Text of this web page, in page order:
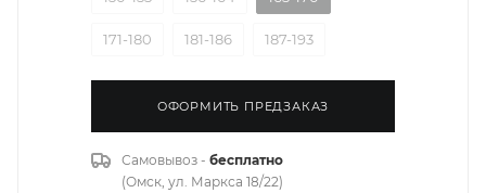
171-180 181-186 187-193
ОФОРМИТЬ ПРЕДЗАКАЗ
Самовывоз - бесплатно
(Омск, ул. Маркса 18/22)